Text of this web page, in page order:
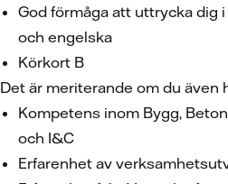
God förmåga att uttrycka dig
och engelska
Körkort B
Det är meriterande om du även
Kompetens inom Bygg,
och I&C
Erfarenhet av